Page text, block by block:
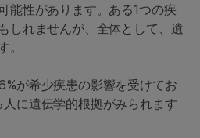
能性があります。ある1つの疾
しれませんが、全体として、遺
。
が希少疾患の影響を受けてお
に遺伝学的根拠がみられます